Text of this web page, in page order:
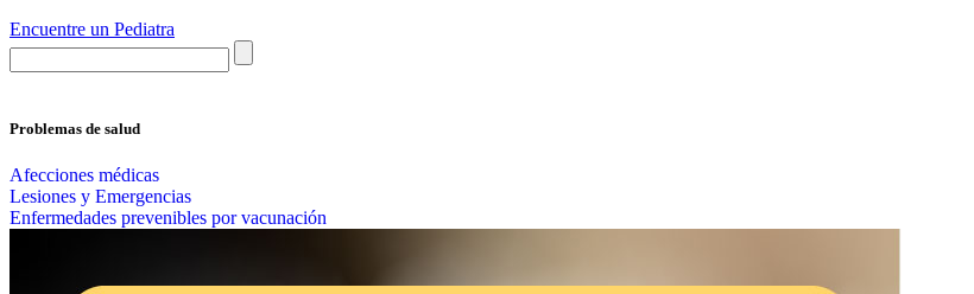
Encuentre un Pediatra
Problemas de salud
Afecciones médicas
Lesiones y Emergencias
Enfermedades prevenibles por vacunación